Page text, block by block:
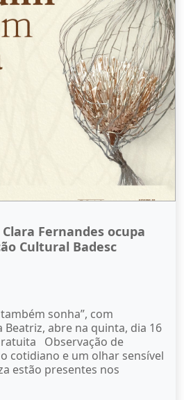
Fernandes ocupa
Cultural Badesc
sonha”, com
abre na quinta, dia 16
Observação de
cotidiano e um olhar sensível
estão presentes nos